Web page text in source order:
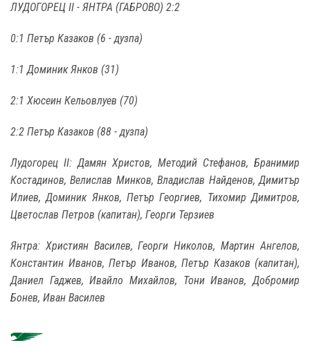
ЛУДОГОРЕЦ II - ЯНТРА (ГАБРОВО) 2:2
0:1 Петър Казаков (6 - дузпа)
1:1 Доминик Янков (31)
2:1 Хюсеин Кельовлуев (70)
2:2 Петър Казаков (88 - дузпа)
Лудогорец II: Дамян Христов, Методий Стефанов, Бранимир
Костадинов, Велислав Минков, Владислав Найденов, Димитър
Илиев, Доминик Янков, Петър Георгиев, Тихомир Димитров,
Цветослав Петров (капитан), Георги Терзиев
Янтра: Християн Василев, Георги Николов, Мартин Ангелов,
Константин Иванов, Петър Иванов, Петър Казаков (капитан),
Даниел Гаджев, Ивайло Михайлов, Тони Иванов, Добромир
Бонев, Иван Василев